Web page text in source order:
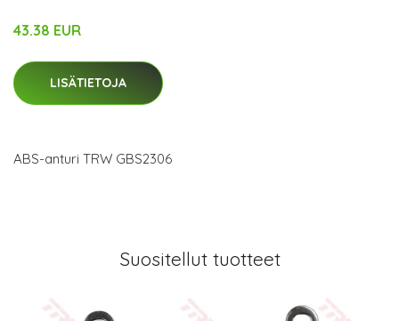
43.38 EUR
LISÄTIETOJA
ABS-anturi TRW GBS2306
Suositellut tuotteet